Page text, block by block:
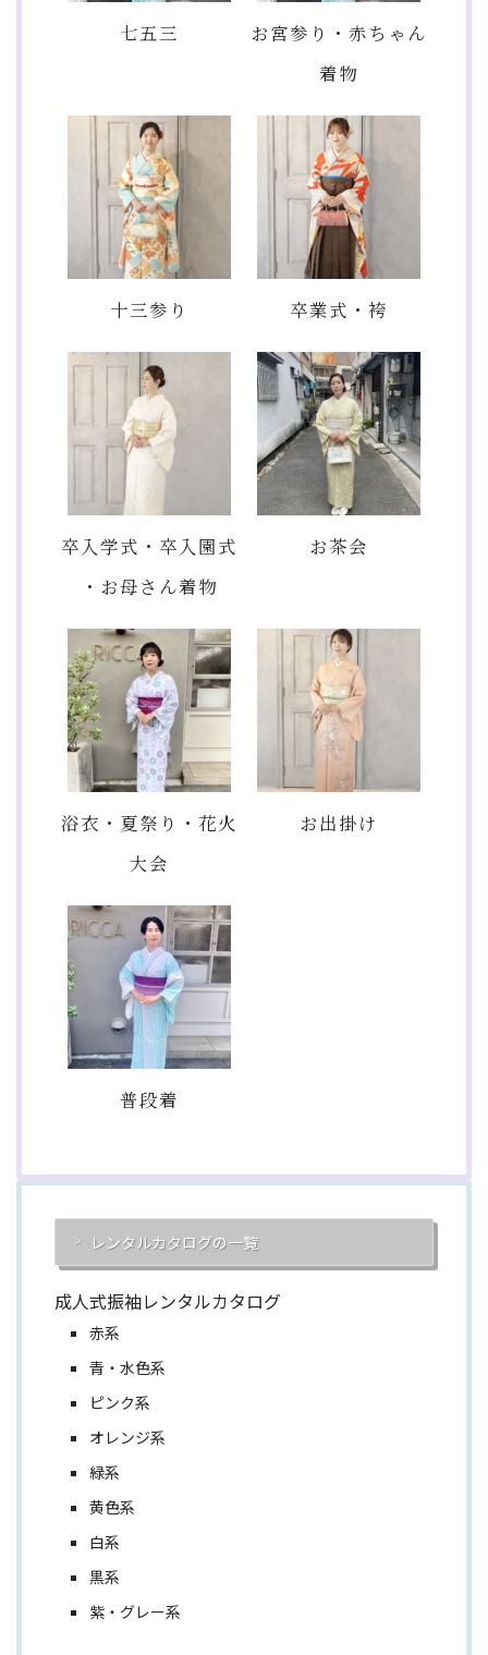
七五三
お宮参り・赤ちゃん
着物
十三参り 卒業式・袴
卒入学式・卒入園式
・お母さん着物
お茶会
浴衣・夏祭り・花火
大会
お出掛け
普段着
レンタルカタログの一覧
成人式振袖レンタルカタログ
赤系
青・水色系
ピンク系
オレンジ系
緑系
黄色系
白系
黒系
紫・グレー系